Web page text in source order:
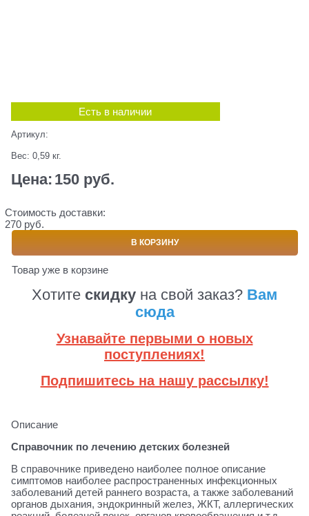
Есть в наличии
Артикул:
Вес: 0,59 кг.
Цена: 150 руб.
Стоимость доставки:
270 руб.
В КОРЗИНУ
Товар уже в корзине
Хотите скидку на свой заказ? Вам
сюда
Узнавайте первыми о новых
поступлениях!
Подпишитесь на нашу рассылку!
Описание
Справочник по лечению детских болезней
В справочнике приведено наиболее полное описание
симптомов наиболее распространенных инфекционных
заболеваний детей раннего возраста, а также заболеваний
органов дыхания, эндокринный желез, ЖКТ, аллергических